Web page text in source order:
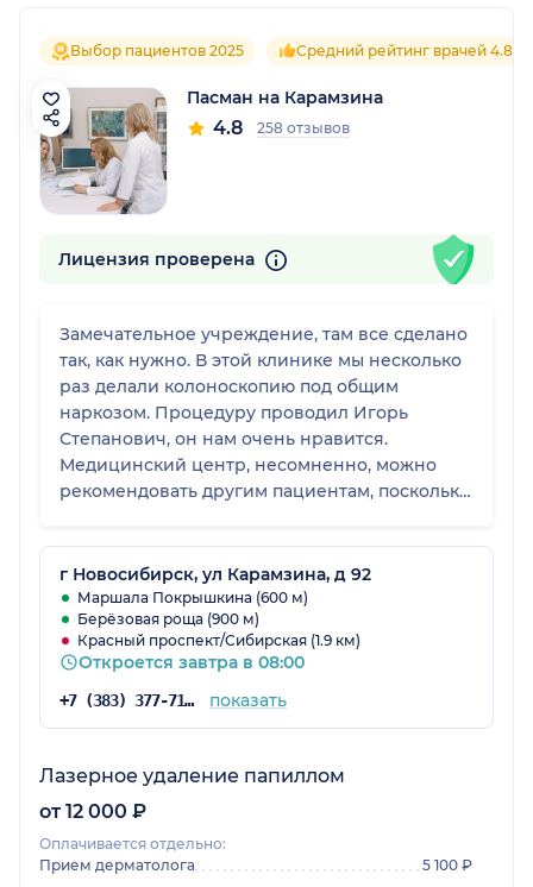
Выбор пациентов 2025 Средний рейтинг врачей 4.8
Пасман на Карамзина
4.8 258 отзывов
Лицензия проверена
Замечательное учреждение, там все сделано
так, как нужно. В этой клинике мы несколько
раз делали колоноскопию под общим
наркозом. Процедуру проводил Игорь
Степанович, он нам очень нравится.
Медицинский центр, несомненно, можно
рекомендовать другим пациентам, поскольку
г Новосибирск, ул Карамзина, д 92
Маршала Покрышкина (600 м)
Берёзовая роща (900 м)
Красный проспект/Сибирская (1.9 км)
Откроется завтра в 08:00
+7 (383) 377-71-34 показать
Лазерное удаление папиллом
от 12 000 ₽
Оплачивается отдельно:
Прием дерматолога
5 100 ₽